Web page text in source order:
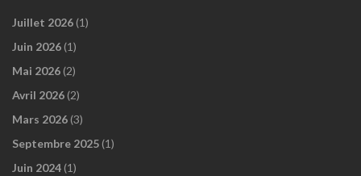
Juillet 2026 (1)
Juin 2026 (1)
Mai 2026 (2)
Avril 2026 (2)
Mars 2026 (3)
Septembre 2025 (1)
Juin 2024 (1)